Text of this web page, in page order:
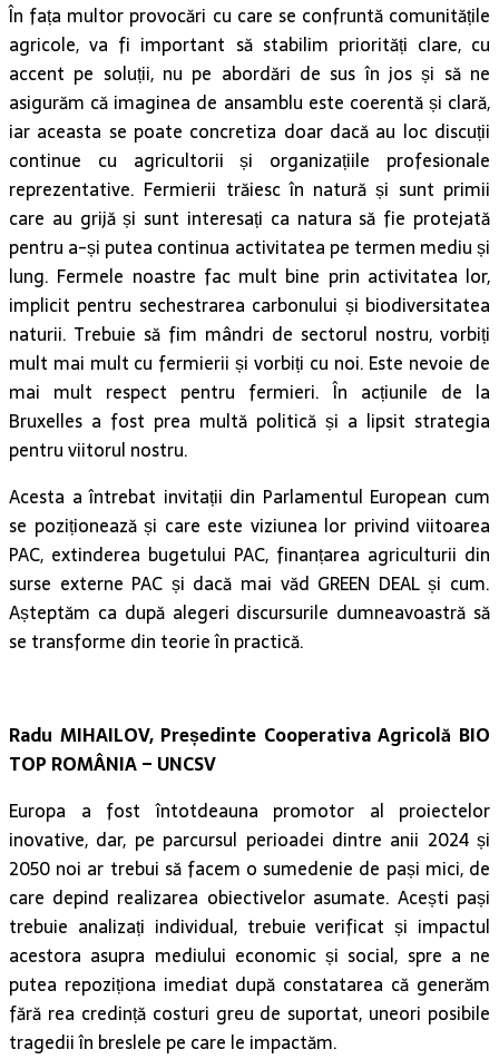
În fața multor provocări cu care se confruntă comunitățile
agricole, va fi important să stabilim priorități clare, cu
accent pe soluții, nu pe abordări de sus în jos și să ne
asigurăm că imaginea de ansamblu este coerentă și clară,
iar aceasta se poate concretiza doar dacă au loc discuții
continue cu agricultorii și organizațiile profesionale
reprezentative. Fermierii trăiesc în natură și sunt primii
care au grijă și sunt interesați ca natura să fie protejată
pentru a-și putea continua activitatea pe termen mediu și
lung. Fermele noastre fac mult bine prin activitatea lor,
implicit pentru sechestrarea carbonului și biodiversitatea
naturii. Trebuie să fim mândri de sectorul nostru, vorbiți
mult mai mult cu fermierii și vorbiți cu noi. Este nevoie de
mai mult respect pentru fermieri. În acțiunile de la
Bruxelles a fost prea multă politică și a lipsit strategia
pentru viitorul nostru.
Acesta a întrebat invitații din Parlamentul European cum
se poziționează și care este viziunea lor privind viitoarea
PAC, extinderea bugetului PAC, finanțarea agriculturii din
surse externe PAC și dacă mai văd GREEN DEAL și cum.
Așteptăm ca după alegeri discursurile dumneavoastră să
se transforme din teorie în practică.
Radu MIHAILOV, Președinte Cooperativa Agricolă BIO
TOP ROMÂNIA – UNCSV
Europa a fost întotdeauna promotor al proiectelor
inovative, dar, pe parcursul perioadei dintre anii 2024 și
2050 noi ar trebui să facem o sumedenie de pași mici, de
care depind realizarea obiectivelor asumate. Acești pași
trebuie analizați individual, trebuie verificat și impactul
acestora asupra mediului economic și social, spre a ne
putea repoziționa imediat după constatarea că generăm
fără rea credință costuri greu de suportat, uneori posibile
tragedii în breslele pe care le impactăm.